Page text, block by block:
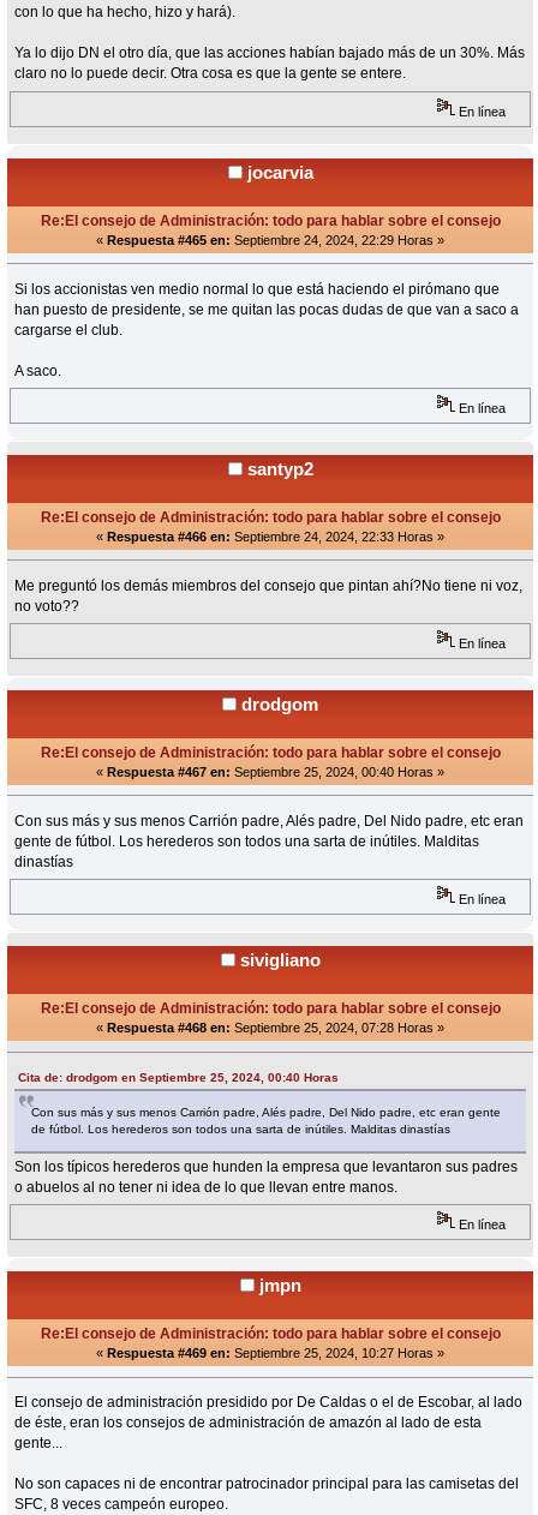
con lo que ha hecho, hizo y hará).
Ya lo dijo DN el otro día, que las acciones habían bajado más de un 30%. Más
claro no lo puede decir. Otra cosa es que la gente se entere.
En línea
jocarvia
Re:El consejo de Administración: todo para hablar sobre el consejo
« Respuesta #465 en: Septiembre 24, 2024, 22:29 Horas »
Si los accionistas ven medio normal lo que está haciendo el pirómano que
han puesto de presidente, se me quitan las pocas dudas de que van a saco a
cargarse el club.
A saco.
En línea
santyp2
Re:El consejo de Administración: todo para hablar sobre el consejo
« Respuesta #466 en: Septiembre 24, 2024, 22:33 Horas »
Me preguntó los demás miembros del consejo que pintan ahí?No tiene ni voz,
no voto??
En línea
drodgom
Re:El consejo de Administración: todo para hablar sobre el consejo
« Respuesta #467 en: Septiembre 25, 2024, 00:40 Horas »
Con sus más y sus menos Carrión padre, Alés padre, Del Nido padre, etc eran
gente de fútbol. Los herederos son todos una sarta de inútiles. Malditas
dinastías
En línea
sivigliano
Re:El consejo de Administración: todo para hablar sobre el consejo
« Respuesta #468 en: Septiembre 25, 2024, 07:28 Horas »
Cita de: drodgom en Septiembre 25, 2024, 00:40 Horas
Con sus más y sus menos Carrión padre, Alés padre, Del Nido padre, etc eran gente
de fútbol. Los herederos son todos una sarta de inútiles. Malditas dinastías
Son los típicos herederos que hunden la empresa que levantaron sus padres
o abuelos al no tener ni idea de lo que llevan entre manos.
En línea
jmpn
Re:El consejo de Administración: todo para hablar sobre el consejo
« Respuesta #469 en: Septiembre 25, 2024, 10:27 Horas »
El consejo de administración presidido por De Caldas o el de Escobar, al lado
de éste, eran los consejos de administración de amazón al lado de esta
gente...
No son capaces ni de encontrar patrocinador principal para las camisetas del
SFC, 8 veces campeón europeo.